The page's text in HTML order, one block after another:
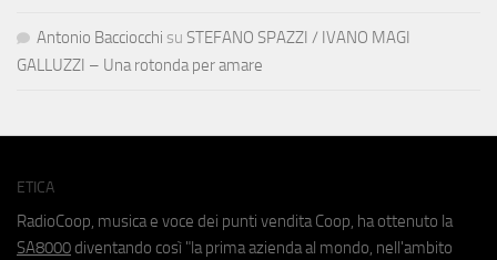
Antonio Bacciocchi su STEFANO SPAZZI / IVANO MAGI
GALLUZZI – Una rotonda per amare
ETICA
RadioCoop, musica e voce dei punti vendita Coop, ha ottenuto la
SA8000 diventando così "la prima azienda al mondo, nell'ambito